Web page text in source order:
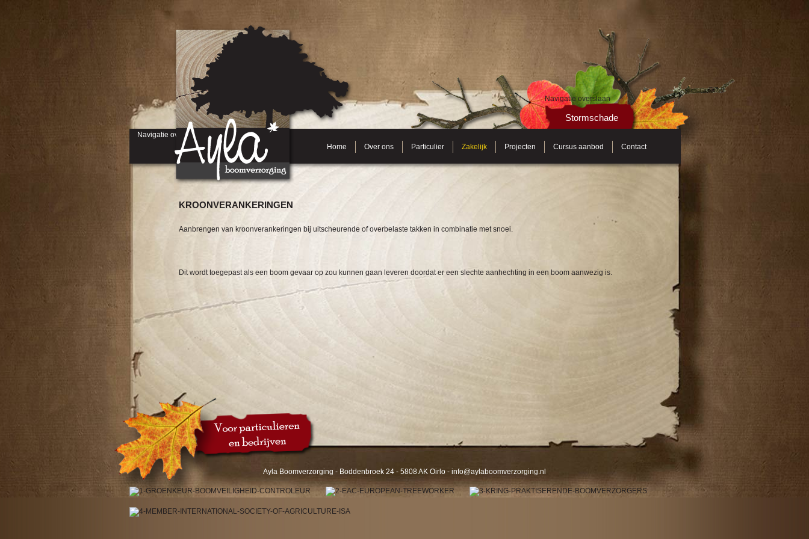
Navigatie overslaan
Stormschade
Navigatie overslaan
Home
Over ons Particulier Zakelijk Projecten Cursus aanbod Contact
KROONVERANKERINGEN
Aanbrengen van kroonverankeringen bij uitscheurende of overbelaste takken in combinatie met snoei.
Dit wordt toegepast als een boom gevaar op zou kunnen gaan leveren doordat er een slechte aanhechting in een boom aanwezig is.
Ayla Boomverzorging - Boddenbroek 24 - 5808 AK Oirlo - info@aylaboomverzorging.nl